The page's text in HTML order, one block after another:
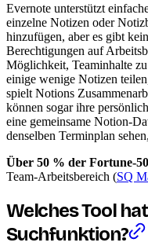
Evernote unterstützt
einzelne Notizen oder
hinzufügen, aber es gibt
Berechtigungen auf
Möglichkeit, Teaminhalte
einige wenige Notizen
spielt Notions
können sogar ihre
eine gemeinsame Notion-
denselben Terminplan
Über 50 % der Fortune-
Team-Arbeitsbereich (SQ
Welches Tool
Suchfunktion?